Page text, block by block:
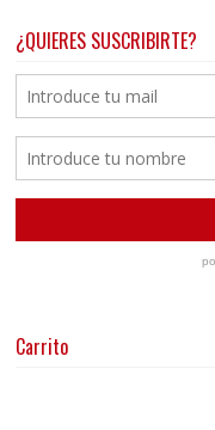
¿QUIERES SUSCRIBIRTE?
Carrito